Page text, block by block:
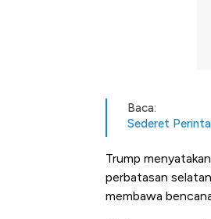
Baca:
Sederet
Trump
perbatasan
membawa